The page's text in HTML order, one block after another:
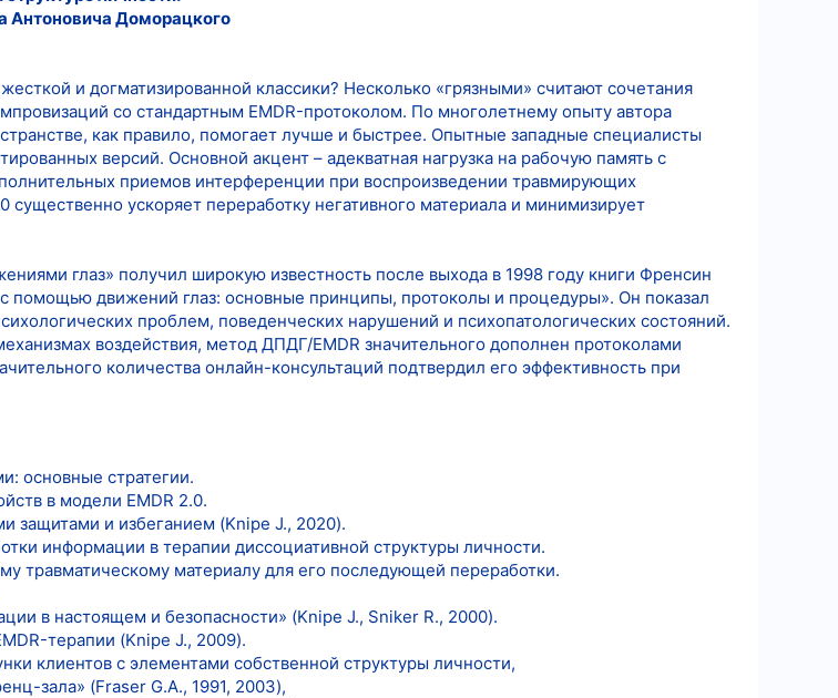
Антоновича Доморацкого
и догматизированной классики? Несколько «грязными» считают сочетания
со стандартным EMDR-протоколом. По многолетнему опыту автора
как правило, помогает лучше и быстрее. Опытные западные специалисты
версий. Основной акцент – адекватная нагрузка на рабочую память с
приемов интерференции при воспроизведении травмирующих
существенно ускоряет переработку негативного материала и минимизирует
глаз» получил широкую известность после выхода в 1998 году книги Френсин
помощью движений глаз: основные принципы, протоколы и процедуры». Он показал
проблем, поведенческих нарушений и психопатологических состояний.
воздействия, метод ДПДГ/EMDR значительного дополнен протоколами
количества онлайн-консультаций подтвердил его эффективность при
основные стратегии.
в модели EMDR 2.0.
защитами и избеганием (Knipe J., 2020).
информации в терапии диссоциативной структуры личности.
травматическому материалу для его последующей переработки.
в настоящем и безопасности» (Knipe J., Sniker R., 2000).
терапии (Knipe J., 2009).
клиентов с элементами собственной структуры личности,
зала» (Fraser G.A., 1991, 2003),